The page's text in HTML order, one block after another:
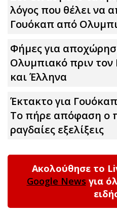
λόγος που θέλει να
Γουόκαπ από
Φήμες για
Ολυμπιακό πριν τον
και Έλληνα
Έκτακτο για
Το πήρε απόφαση ο
ραγδαίες εξελίξεις
Ακολούθησε το
Google News για